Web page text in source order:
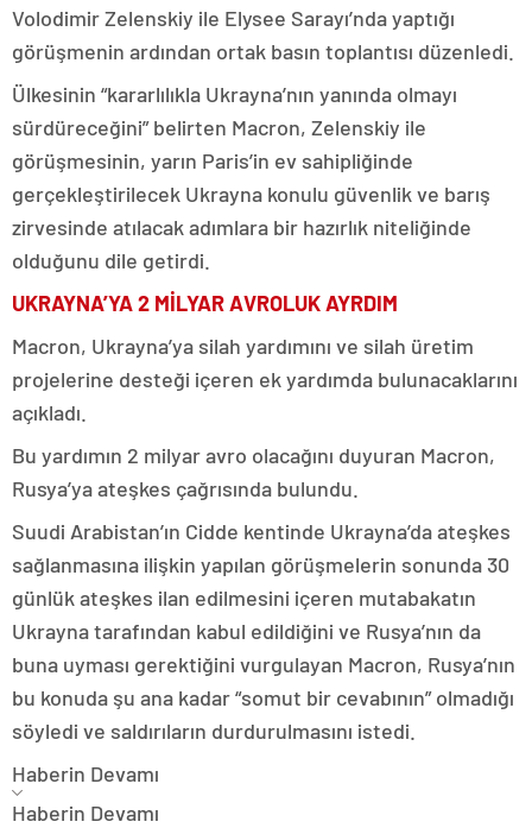
Volodimir Zelenskiy ile Elysee Sarayı’nda yaptığı
görüşmenin ardından ortak basın toplantısı düzenledi.
Ülkesinin “kararlılıkla Ukrayna’nın yanında olmayı
sürdüreceğini” belirten Macron, Zelenskiy ile
görüşmesinin, yarın Paris’in ev sahipliğinde
gerçekleştirilecek Ukrayna konulu güvenlik ve barış
zirvesinde atılacak adımlara bir hazırlık niteliğinde
olduğunu dile getirdi.
UKRAYNA’YA 2 MİLYAR AVROLUK AYRDIM
Macron, Ukrayna’ya silah yardımını ve silah üretim
projelerine desteği içeren ek yardımda bulunacaklarını
açıkladı.
Bu yardımın 2 milyar avro olacağını duyuran Macron,
Rusya’ya ateşkes çağrısında bulundu.
Suudi Arabistan’ın Cidde kentinde Ukrayna’da ateşkes
sağlanmasına ilişkin yapılan görüşmelerin sonunda 30
günlük ateşkes ilan edilmesini içeren mutabakatın
Ukrayna tarafından kabul edildiğini ve Rusya’nın da
buna uyması gerektiğini vurgulayan Macron, Rusya’nın
bu konuda şu ana kadar “somut bir cevabının” olmadığı
söyledi ve saldırıların durdurulmasını istedi.
Haberin Devamı
Haberin Devamı